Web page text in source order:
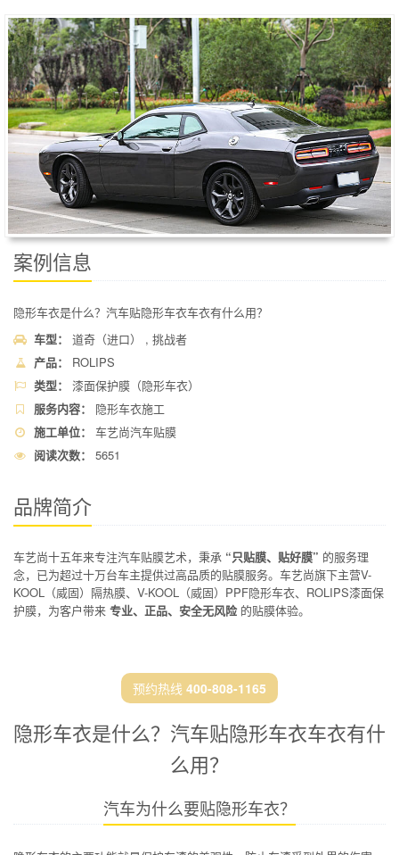
案例信息
隐形车衣是什么？汽车贴隐形车衣车衣有什么用？
车型： 道奇（进口） , 挑战者
产品： ROLIPS
类型： 漆面保护膜（隐形车衣）
服务内容： 隐形车衣施工
施工单位： 车艺尚汽车贴膜
阅读次数： 5651
品牌简介
车艺尚十五年来专注汽车贴膜艺术，秉承 “只贴膜、贴好膜” 的服务理
念，已为超过十万台车主提供过高品质的贴膜服务。车艺尚旗下主营V-
KOOL（威固）隔热膜、V-KOOL（威固）PPF隐形车衣、ROLIPS漆面保
护膜，为客户带来 专业、正品、安全无风险的贴膜体验。
预约热线 400-808-1165
隐形车衣是什么？汽车贴隐形车衣车衣有什
么用？
汽车为什么要贴隐形车衣？